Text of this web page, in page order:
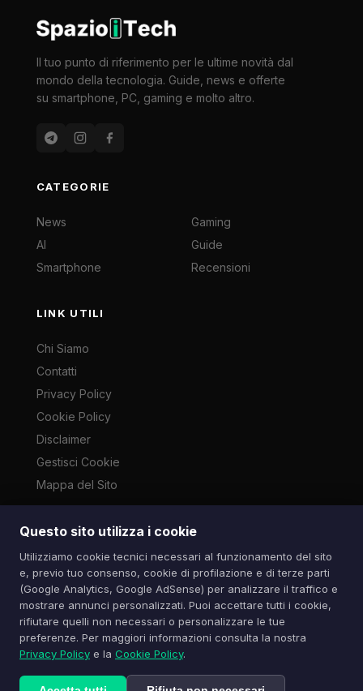
Questo sito utilizza i cookie
Utilizziamo cookie tecnici necessari al funzionamento del sito
e, previo tuo consenso, cookie di profilazione e di terze parti
(Google Analytics, Google AdSense) per analizzare il traffico e
mostrare annunci personalizzati. Puoi accettare tutti i cookie,
rifiutare quelli non necessari o personalizzare le tue
preferenze. Per maggiori informazioni consulta la nostra
Privacy Policy e la Cookie Policy.
Il tuo punto di riferimento per le ultime novità dal
mondo della tecnologia. Guide, news e offerte
su smartphone, PC, gaming e molto altro.
CATEGORIE
News
AI
Smartphone
Gaming
Guide
Recensioni
LINK UTILI
Chi Siamo
Contatti
Privacy Policy
Cookie Policy
Disclaimer
Gestisci Cookie
Mappa del Sito
Le immagini presenti su questo sito sono di proprietà dei
cronaca ai sensi dell'art. 70 L. 633/1941. Contatti:
info@spazioitech.it
© 2026 Spazio iTech — Seven Trade SRLS — P.IVA:
04077740985